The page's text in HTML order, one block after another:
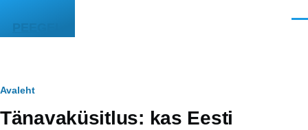
PEEGEL
Leivapuru
Avaleht
Tänavaküsitlus: kas Eesti